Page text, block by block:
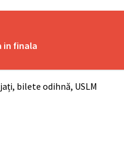
in finala
bilete odihnă, USLM